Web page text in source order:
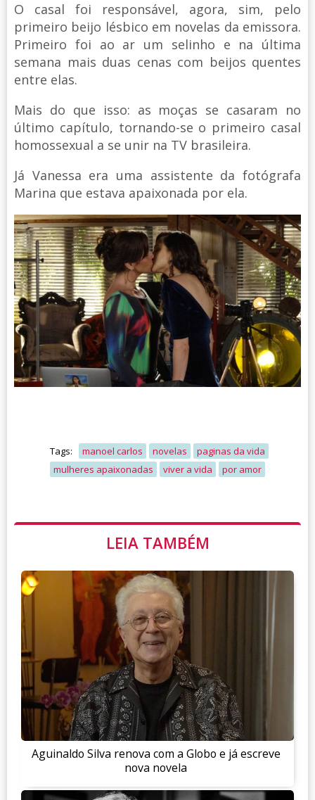
O casal foi responsável, agora, sim, pelo
primeiro beijo lésbico em novelas da emissora.
Primeiro foi ao ar um selinho e na última
semana mais duas cenas com beijos quentes
entre elas.
Mais do que isso: as moças se casaram no
último capítulo, tornando-se o primeiro casal
homossexual a se unir na TV brasileira.
Já Vanessa era uma assistente da fotógrafa
Marina que estava apaixonada por ela.
Tags: manoel carlos novelas
paginas da vida
mulheres apaixonadas
viver a vida por amor
LEIA TAMBÉM
Aguinaldo Silva renova com a Globo e já escreve
nova novela